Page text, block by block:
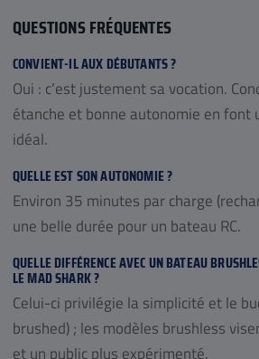
QUESTIONS FRÉQUENTES
CONVIENT-IL AUX DÉBUTANTS ?
Oui : c’est justement sa vocation.
étanche et bonne autonomie en font
idéal.
QUELLE EST SON AUTONOMIE ?
Environ 35 minutes par charge
une belle durée pour un bateau RC.
QUELLE DIFFÉRENCE AVEC UN BATEAU
LE MAD SHARK ?
Celui-ci privilégie la simplicité et le
brushed) ; les modèles brushless
et un public plus expérimenté.